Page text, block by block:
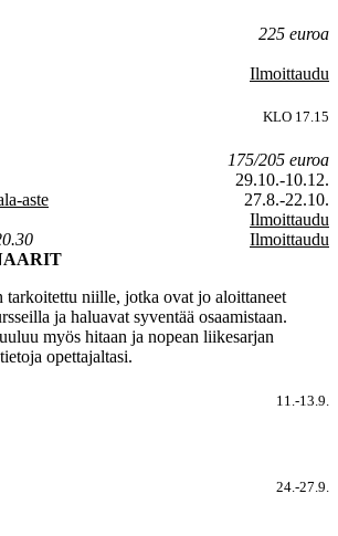
225 euroa
Ilmoittaudu
KLO 17.15
175/205 euroa
29.10.-10.12.
aste
27.8.-22.10.
Ilmoittaudu
Ilmoittaudu
tarkoitettu niille, jotka ovat jo aloittaneet
ja haluavat syventää osaamistaan.
myös hitaan ja nopean liikesarjan
opettajaltasi.
11.-13.9.
24.-27.9.